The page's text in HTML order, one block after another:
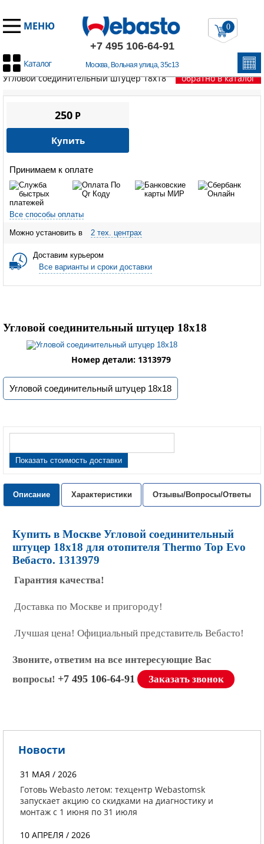
МЕНЮ
+7 495 106-64-91
Москва, Вольная улица, 35с13
Каталог
0
Главная / Запчасти Вебасто/Жидкостной контур патрубки/
Угловой соединительный штуцер 18х18
обратно в каталог
Принимаем к оплате
Все способы оплаты
Можно установить в 2 тех. центрах
Доставим курьером
Все варианты и сроки доставки
250 P
Купить
Угловой соединительный штуцер 18х18
Номер детали: 1313979
Угловой соединительный штуцер 18х18
Показать стоимость доставки
Описание Характеристики Отзывы/Вопросы/Ответы
Купить в Москве Угловой соединительный
штуцер 18х18 для отопителя Thermo Top Evo
Вебасто. 1313979
Гарантия качества!
Доставка по Москве и пригороду!
Лучшая цена! Официальный представитель Вебасто!
Звоните, ответим на все интересующие Вас
вопросы! +7 495 106-64-91 Заказать звонок
Новости
31 МАЯ / 2026
Готовь Webasto летом: техцентр Webastomsk
запускает акцию со скидками на диагностику и
монтаж с 1 июня по 31 июля
10 АПРЕЛЯ / 2026